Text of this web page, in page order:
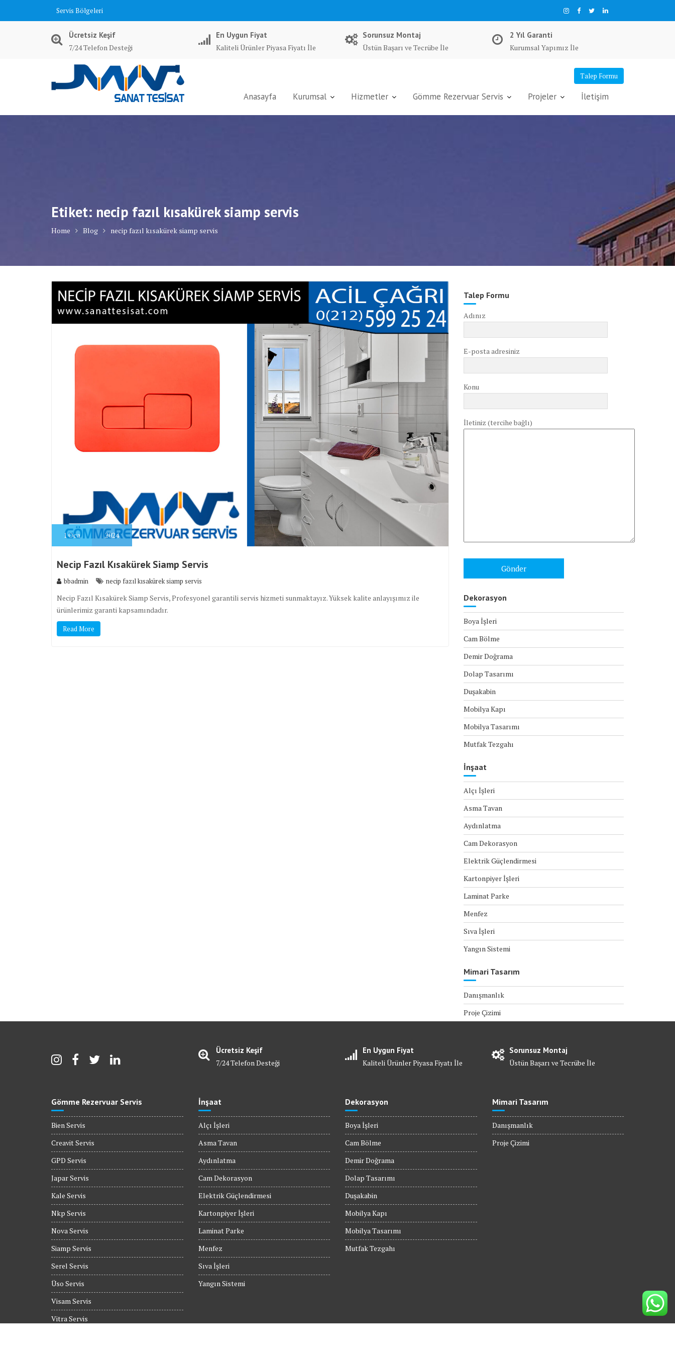
Servis Bölgeleri
Ücretsiz Keşif
7/24 Telefon Desteği
En Uygun Fiyat
Kaliteli Ürünler Piyasa Fiyatı İle
Sorunsuz Montaj
Üstün Başarı ve Tecrübe İle
2 Yıl Garanti
Kurumsal Yapımız İle
Talep Formu
Anasayfa Kurumsal Hizmetler Gömme Rezervuar Servis Projeler İletişim
Etiket: necip fazıl kısakürek siamp servis
Home Blog necip fazıl kısakürek siamp servis
1Oca 2024
Necip Fazıl Kısakürek Siamp Servis
bbadmin necip fazıl kısakürek siamp servis
Necip Fazıl Kısakürek Siamp Servis, Profesyonel garantili servis hizmeti sunmaktayız. Yüksek kalite anlayışımız ile
ürünlerimiz garanti kapsamındadır.
Read More
Talep Formu
Adınız
E-posta adresiniz
Konu
İletiniz (tercihe bağlı)
Dekorasyon
Boya İşleri
Cam Bölme
Demir Doğrama
Dolap Tasarımı
Duşakabin
Mobilya Kapı
Mobilya Tasarımı
Mutfak Tezgahı
İnşaat
Alçı İşleri
Asma Tavan
Aydınlatma
Cam Dekorasyon
Elektrik Güçlendirmesi
Kartonpiyer İşleri
Laminat Parke
Menfez
Sıva İşleri
Yangın Sistemi
Mimari Tasarım
Danışmanlık
Proje Çizimi
Ücretsiz Keşif
7/24 Telefon Desteği
En Uygun Fiyat
Kaliteli Ürünler Piyasa Fiyatı İle
Sorunsuz Montaj
Üstün Başarı ve Tecrübe İle
Gömme Rezervuar Servis
Bien Servis
Creavit Servis
GPD Servis
Japar Servis
Kale Servis
Nkp Servis
Nova Servis
Siamp Servis
Serel Servis
Üso Servis
Visam Servis
Vitra Servis
İnşaat
Alçı İşleri
Asma Tavan
Aydınlatma
Cam Dekorasyon
Elektrik Güçlendirmesi
Kartonpiyer İşleri
Laminat Parke
Menfez
Sıva İşleri
Yangın Sistemi
Dekorasyon
Boya İşleri
Cam Bölme
Demir Doğrama
Dolap Tasarımı
Duşakabin
Mobilya Kapı
Mobilya Tasarımı
Mutfak Tezgahı
Mimari Tasarım
Danışmanlık
Proje Çizimi